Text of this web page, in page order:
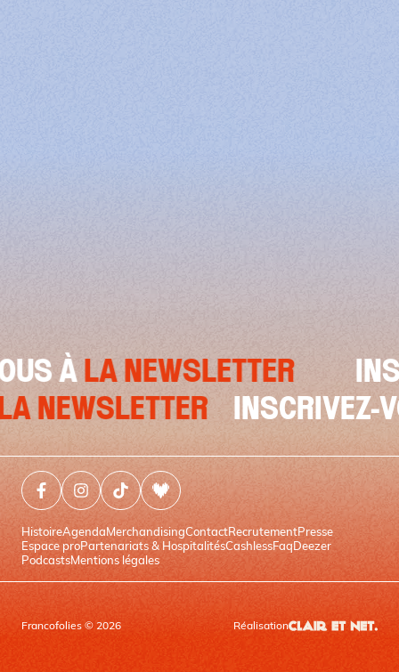
ÀLA NEWSLETTER
À LA NEWSLETTER
HistoireAgendaMerchandisingContactRecrutementPresse
Espace proPartenariats & HospitalitésCashlessFaqDeezer
PodcastsMentions légales
Facebook (nouvelle fenêtre)
Instagram (nouvelle fenêtre)
Tiktok (nouvelle fenêtre)
Deezer (nouvelle fenêtre)
Francofolies © 2026 Réalisation